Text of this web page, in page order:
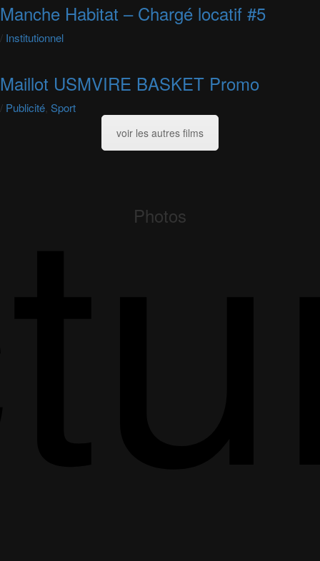
Manche Habitat – Chargé locatif #5
/ Institutionnel
Maillot USMVIRE BASKET Promo
/ Publicité, Sport
voir les autres films
Photos